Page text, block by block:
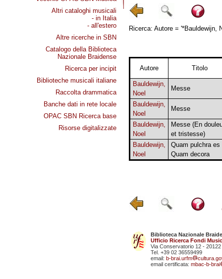
Altri cataloghi musicali
- in Italia
- all'estero
Altre ricerche in SBN
Catalogo della Biblioteca
Nazionale Braidense
Ricerca per incipit
Biblioteche musicali italiane
Raccolta drammatica
Banche dati in rete locale
OPAC SBN Ricerca base
Risorse digitalizzate
Ricerca: Autore = '*Bauldewijn,
Autore Titolo
Bauldewijn,
Noel
Messe
Bauldewijn,
Noel
Messe
Bauldewijn,
Noel
Messe (En
et tristesse)
Bauldewijn,
Noel
Quam pulchra es
Quam decora
Biblioteca Nazionale
Ufficio Ricerca Fondi
Via Conservatorio 12 - 20122
Tel. +39 02 36559499
email: b-brai.urfm
email certificata: mbac-b-brai